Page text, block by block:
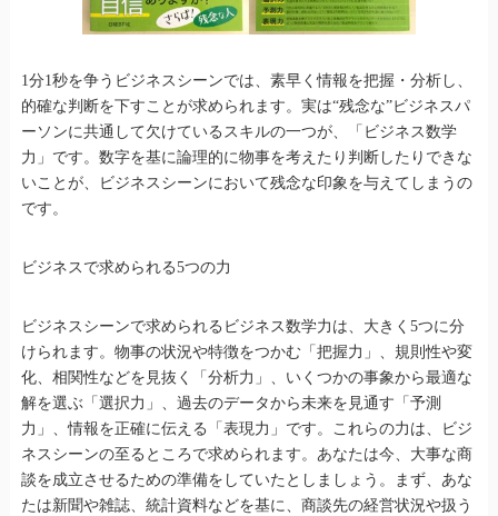
1分1秒を争うビジネスシーンでは、素早く情報を把握・分析し、
的確な判断を下すことが求められます。実は“残念な”ビジネスパ
ーソンに共通して欠けているスキルの一つが、「ビジネス数学
力」です。数字を基に論理的に物事を考えたり判断したりできな
いことが、ビジネスシーンにおいて残念な印象を与えてしまうの
です。
ビジネスで求められる5つの力
ビジネスシーンで求められるビジネス数学力は、大きく5つに分
けられます。物事の状況や特徴をつかむ「把握力」、規則性や変
化、相関性などを見抜く「分析力」、いくつかの事象から最適な
解を選ぶ「選択力」、過去のデータから未来を見通す「予測
力」、情報を正確に伝える「表現力」です。これらの力は、ビジ
ネスシーンの至るところで求められます。あなたは今、大事な商
談を成立させるための準備をしていたとしましょう。まず、あな
たは新聞や雑誌、統計資料などを基に、商談先の経営状況や扱う